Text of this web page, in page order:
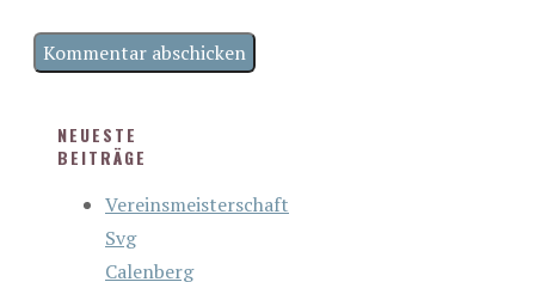
NEUESTE
BEITRÄGE
Vereinsmeisterschaft
Svg
Calenberg